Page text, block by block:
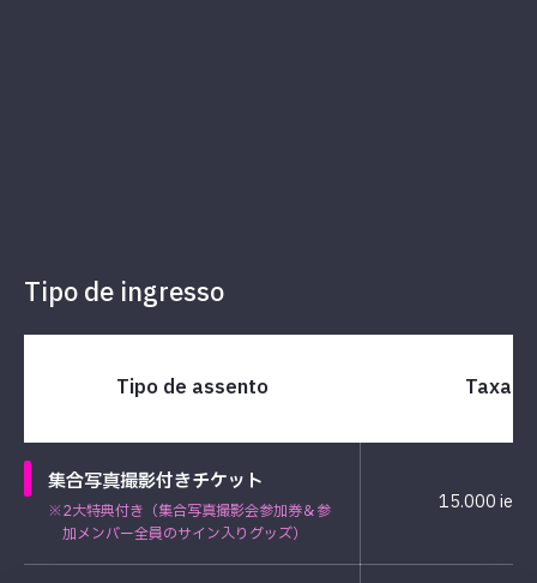
Tipo de ingresso
Tipo de assento Taxa
集合写真撮影付きチケット
※2大特典付き（集合写真撮影会参加券＆参
加メンバー全員のサイン入りグッズ）
15.000